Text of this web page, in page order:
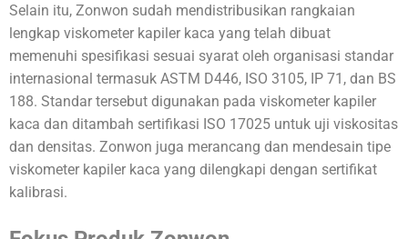
Selain itu, Zonwon sudah mendistribusikan rangkaian
lengkap viskometer kapiler kaca yang telah dibuat
memenuhi spesifikasi sesuai syarat oleh organisasi standar
internasional termasuk ASTM D446, ISO 3105, IP 71, dan BS
188. Standar tersebut digunakan pada viskometer kapiler
kaca dan ditambah sertifikasi ISO 17025 untuk uji viskositas
dan densitas. Zonwon juga merancang dan mendesain tipe
viskometer kapiler kaca yang dilengkapi dengan sertifikat
kalibrasi.